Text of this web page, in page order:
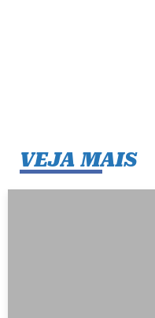
VEJA MAIS